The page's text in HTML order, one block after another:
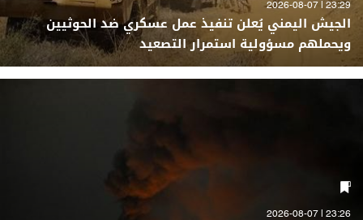
23:29 | 2026-08-07
الجيش اليمني يُعلن تنفيذ عمل عسكري ضد الحوثيين
ويحملهم مسؤولية استمرار التصعيد
23:26 | 2026-08-07